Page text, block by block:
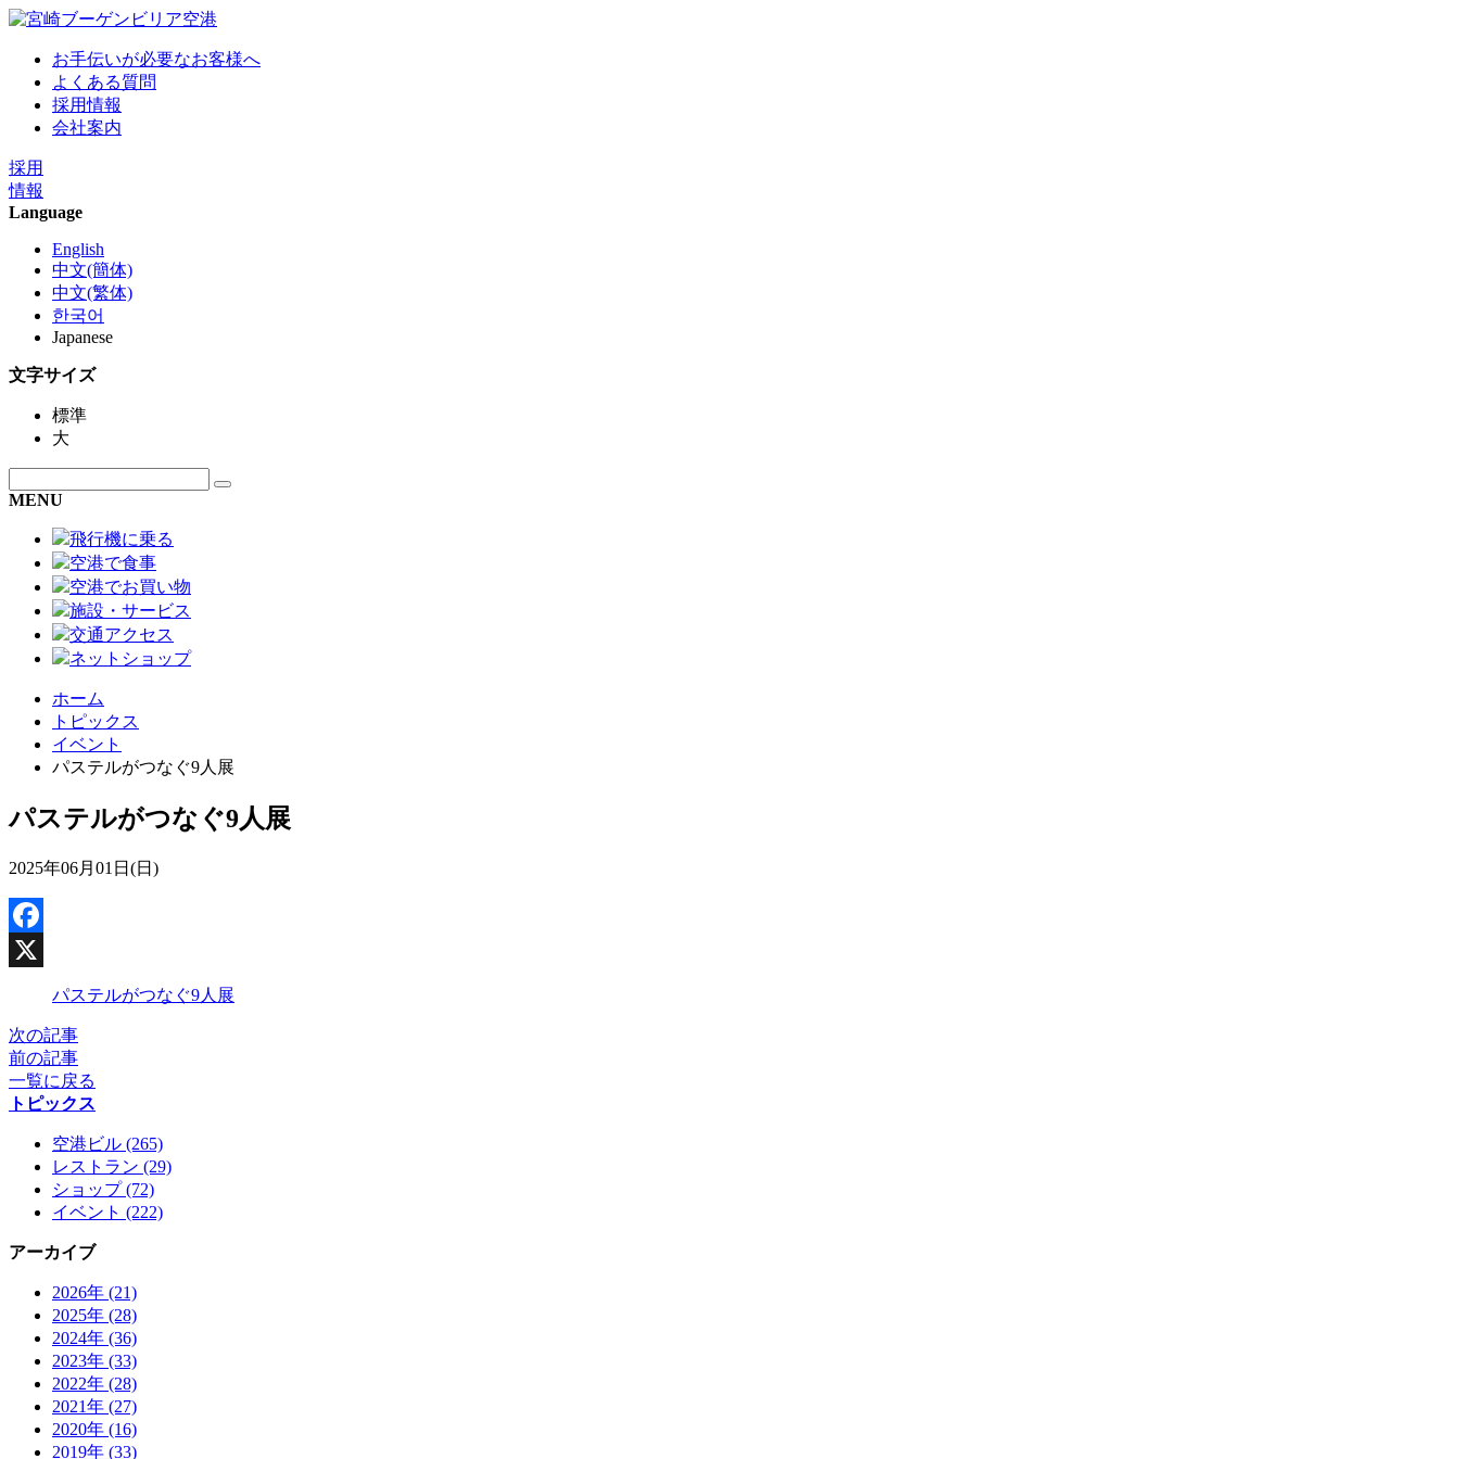
お手伝いが必要なお客様へ
よくある質問
採用情報
会社案内
採用
情報
Language
English
中文(簡体)
中文(繁体)
한국어
Japanese
文字サイズ
標準
大
MENU
飛行機に乗る
空港で食事
空港でお買い物
施設・サービス
交通アクセス
ネットショップ
ホーム
トピックス
イベント
パステルがつなぐ9人展
パステルがつなぐ9人展
2025年06月01日(日)
Facebook
パステルがつなぐ9人展
次の記事
前の記事
一覧に戻る
トピックス
空港ビル (265)
レストラン (29)
ショップ (72)
イベント (222)
アーカイブ
2026年 (21)
2025年 (28)
2024年 (36)
2023年 (33)
2022年 (28)
2021年 (27)
2020年 (16)
2019年 (33)